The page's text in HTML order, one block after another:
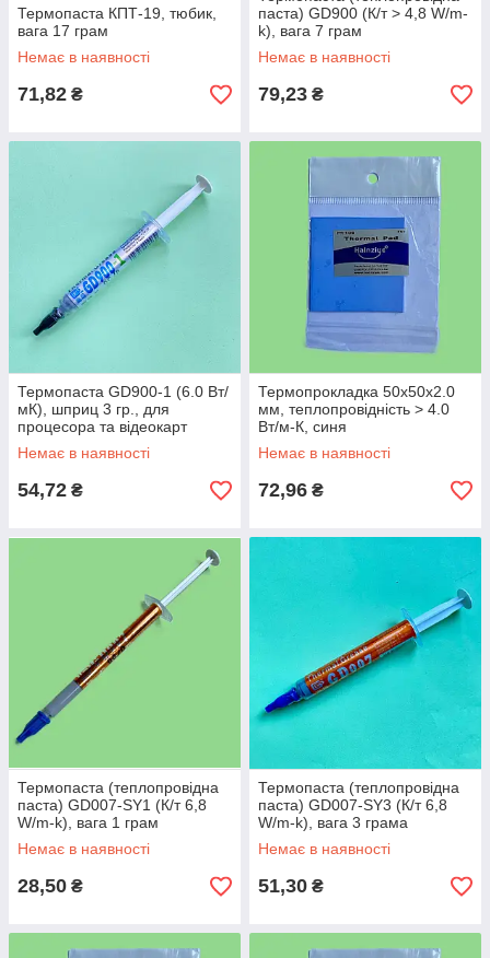
Термопаста КПТ-19, тюбик,
вага 17 грам
Немає в наявності
71,82 ₴
паста) GD900 (К/т > 4,8 W/m-
k), вага 7 грам
Немає в наявності
79,23 ₴
Термопаста GD900-1 (6.0 Вт/
мК), шприц 3 гр., для
процесора та відеокарт
Немає в наявності
54,72 ₴
Термопрокладка 50х50х2.0
мм, теплопровідність > 4.0
Вт/м-К, синя
Немає в наявності
72,96 ₴
Термопаста (теплопровідна
паста) GD007-SY1 (К/т 6,8
W/m-k), вага 1 грам
Немає в наявності
28,50 ₴
Термопаста (теплопровідна
паста) GD007-SY3 (К/т 6,8
W/m-k), вага 3 грама
Немає в наявності
51,30 ₴